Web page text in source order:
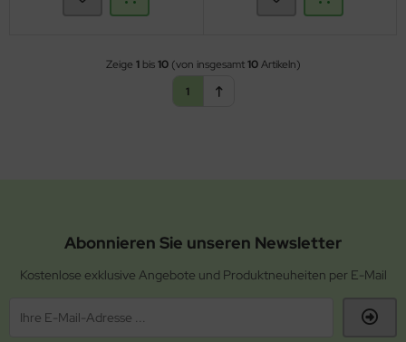
Zeige 1bis10(von insgesamt10Artikeln)
1
Abonnieren Sie unseren Newsletter
Kostenlose exklusive Angebote und Produktneuheiten per E-Mail